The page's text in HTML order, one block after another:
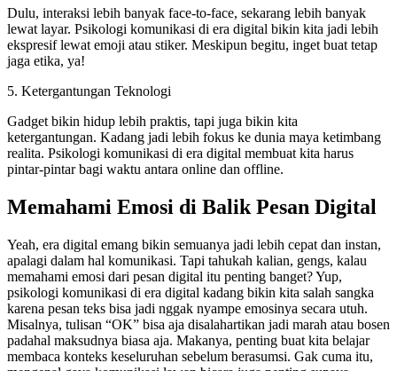
Dulu, interaksi lebih banyak face-to-face, sekarang lebih banyak
lewat layar. Psikologi komunikasi di era digital bikin kita jadi lebih
ekspresif lewat emoji atau stiker. Meskipun begitu, inget buat tetap
jaga etika, ya!
5. Ketergantungan Teknologi
Gadget bikin hidup lebih praktis, tapi juga bikin kita
ketergantungan. Kadang jadi lebih fokus ke dunia maya ketimbang
realita. Psikologi komunikasi di era digital membuat kita harus
pintar-pintar bagi waktu antara online dan offline.
Memahami Emosi di Balik Pesan Digital
Yeah, era digital emang bikin semuanya jadi lebih cepat dan instan,
apalagi dalam hal komunikasi. Tapi tahukah kalian, gengs, kalau
memahami emosi dari pesan digital itu penting banget? Yup,
psikologi komunikasi di era digital kadang bikin kita salah sangka
karena pesan teks bisa jadi nggak nyampe emosinya secara utuh.
Misalnya, tulisan “OK” bisa aja disalahartikan jadi marah atau bosen
padahal maksudnya biasa aja. Makanya, penting buat kita belajar
membaca konteks keseluruhan sebelum berasumsi. Gak cuma itu,